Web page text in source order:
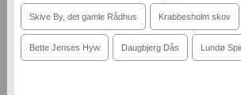
Skive By, det gamle Rådhus Krabbesholm skov
Bette Jenses Hyw Daugbjerg Dås Lundø